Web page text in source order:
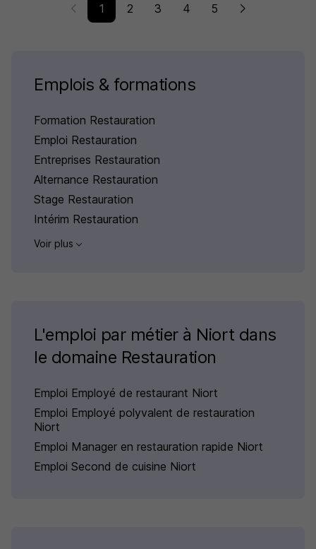
1 2 3 4 5
Emplois & formations
Formation Restauration
Emploi Restauration
Entreprises Restauration
Alternance Restauration
Stage Restauration
Intérim Restauration
Voir plus
L'emploi par métier à Niort dans
le domaine Restauration
Emploi Employé de restaurant Niort
Emploi Employé polyvalent de restauration
Niort
Emploi Manager en restauration rapide Niort
Emploi Second de cuisine Niort